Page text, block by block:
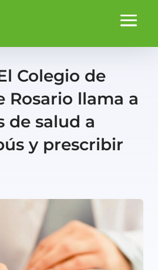
Colegio de
Rosario llama a
de salud a
y prescribir